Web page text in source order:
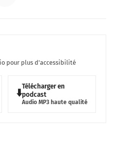
pour plus d'accessibilité
⬇️
Télécharger en
podcast
Audio MP3 haute qualité